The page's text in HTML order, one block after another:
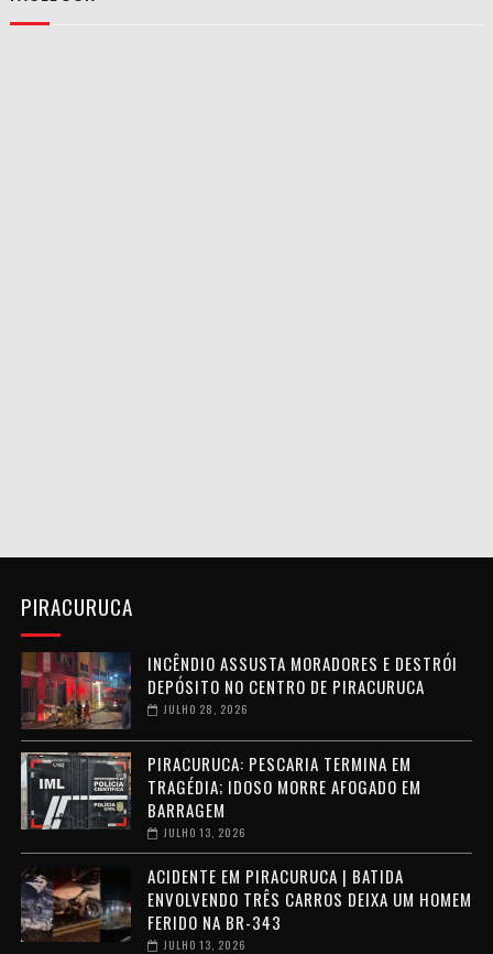
PIRACURUCA
INCÊNDIO ASSUSTA MORADORES E DESTRÓI
DEPÓSITO NO CENTRO DE PIRACURUCA
JULHO 28, 2026
PIRACURUCA: PESCARIA TERMINA EM
TRAGÉDIA; IDOSO MORRE AFOGADO EM
BARRAGEM
JULHO 13, 2026
ACIDENTE EM PIRACURUCA | BATIDA
ENVOLVENDO TRÊS CARROS DEIXA UM HOMEM
FERIDO NA BR-343
JULHO 13, 2026